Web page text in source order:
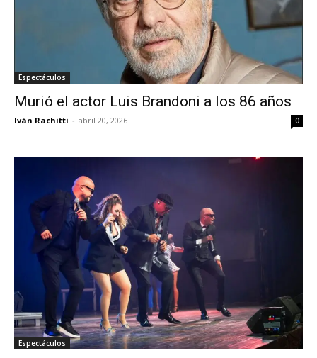
Espectáculos
Murió el actor Luis Brandoni a los 86 años
Iván Rachitti - abril 20, 2026 0
Espectáculos